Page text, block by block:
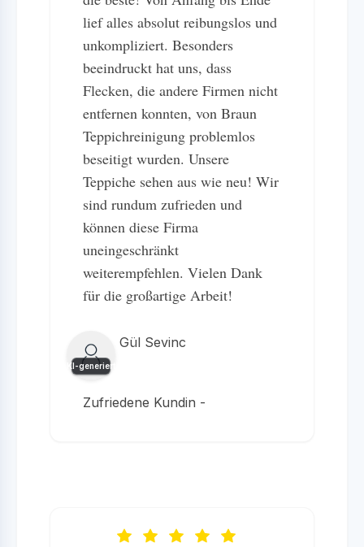
lief alles absolut reibungslos und
unkompliziert. Besonders
beeindruckt hat uns, dass
Flecken, die andere Firmen nicht
entfernen konnten, von Braun
Teppichreinigung problemlos
beseitigt wurden. Unsere
Teppiche sehen aus wie neu! Wir
sind rundum zufrieden und
können diese Firma
uneingeschränkt
weiterempfehlen. Vielen Dank
für die großartige Arbeit!
KI-generiert
Gül Sevinc
Zufriedene Kundin -